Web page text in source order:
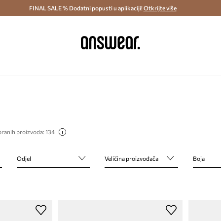
i povrat (od 70€) > Dostava u roku 48 sati >
FINAL SALE % Dodatni popusti u aplikaciji!Otkrijte više
proizvoda: 134
Odjel Veličina proizvođača Boja